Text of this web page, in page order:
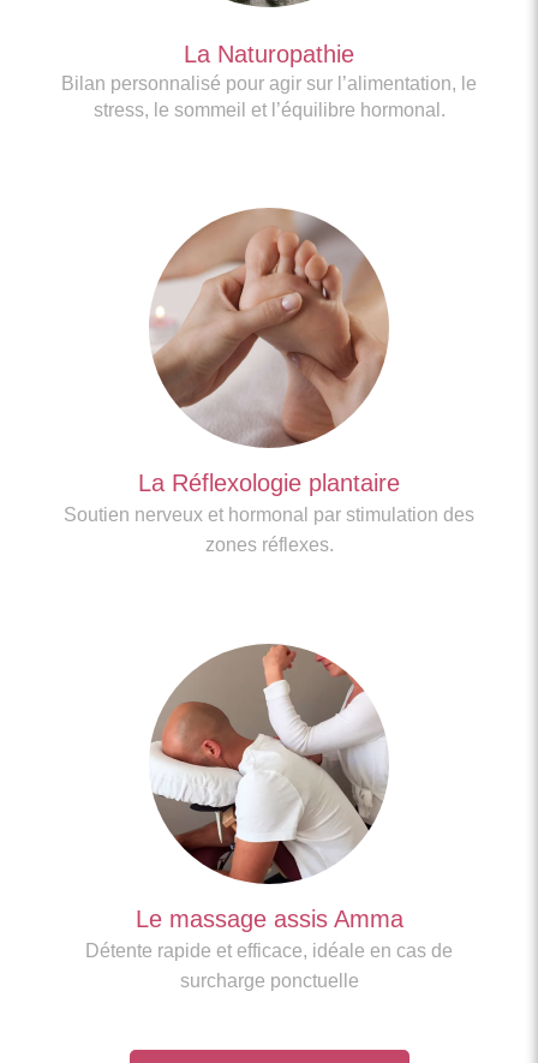
La Naturopathie
Bilan personnalisé pour agir sur l’alimentation, le
stress, le sommeil et l’équilibre hormonal.
La Réflexologie plantaire
Soutien nerveux et hormonal par stimulation des
zones réflexes.
Le massage assis Amma
Détente rapide et efficace, idéale en cas de
surcharge ponctuelle